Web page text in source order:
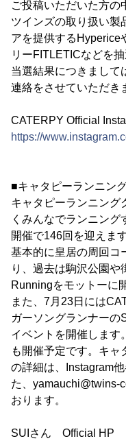
ご投稿いただいた方の
ツインズの取り扱い製
アを提供するHyperice
リーFITLETICなどを
当選結果につきまして
連絡をさせていただき
CATERPY Official
https://
■キャタピーランニン
キャタピーランニング
くみんなでランニン
開催で146回を迎えます
基本的に皇居の周回コ
り、過去は駒沢公園
Runningをモットーに
また、7月23日には
ガーソングランナーの
イベントを開催します
も開催予定です。キャ
の詳細は、Instagram
た、yamauchi@twins-
おります。
SUIさん Official